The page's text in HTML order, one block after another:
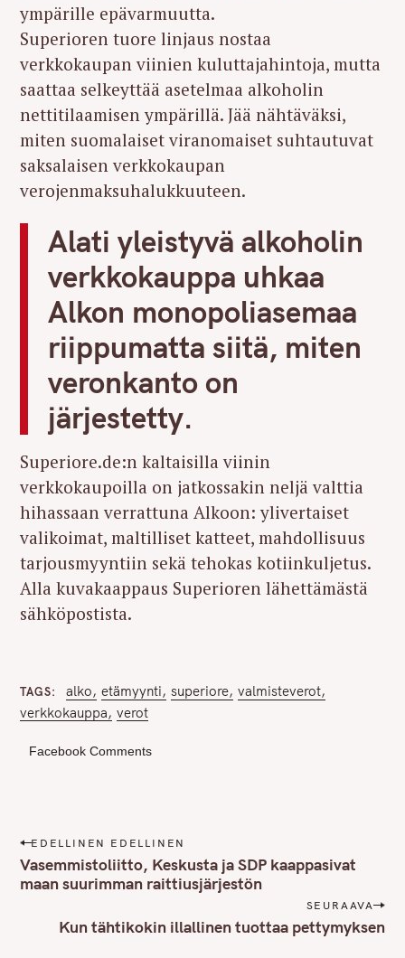
ympärille epävarmuutta.
Superioren tuore linjaus nostaa
verkkokaupan viinien kuluttajahintoja, mutta
saattaa selkeyttää asetelmaa alkoholin
nettitilaamisen ympärillä. Jää nähtäväksi,
miten suomalaiset viranomaiset suhtautuvat
saksalaisen verkkokaupan
verojenmaksuhalukkuuteen.
Alati yleistyvä alkoholin
verkkokauppa uhkaa
Alkon monopoliasemaa
riippumatta siitä, miten
veronkanto on
järjestetty.
Superiore.de:n kaltaisilla viinin
verkkokaupoilla on jatkossakin neljä valttia
hihassaan verrattuna Alkoon: ylivertaiset
valikoimat, maltilliset katteet, mahdollisuus
tarjousmyyntiin sekä tehokas kotiinkuljetus.
Alla kuvakaappaus Superioren lähettämästä
sähköpostista.
TAGS alko etämyynti superiore valmisteverot
verkkokauppa verot
Facebook Comments
P
o
s
EDELLINEN EDELLINEN
Vasemmistoliitto, Keskusta ja SDP kaappasivat
maan suurimman raittiusjärjestön
SEURAAVA
Kun tähtikokin illallinen tuottaa pettymyksen